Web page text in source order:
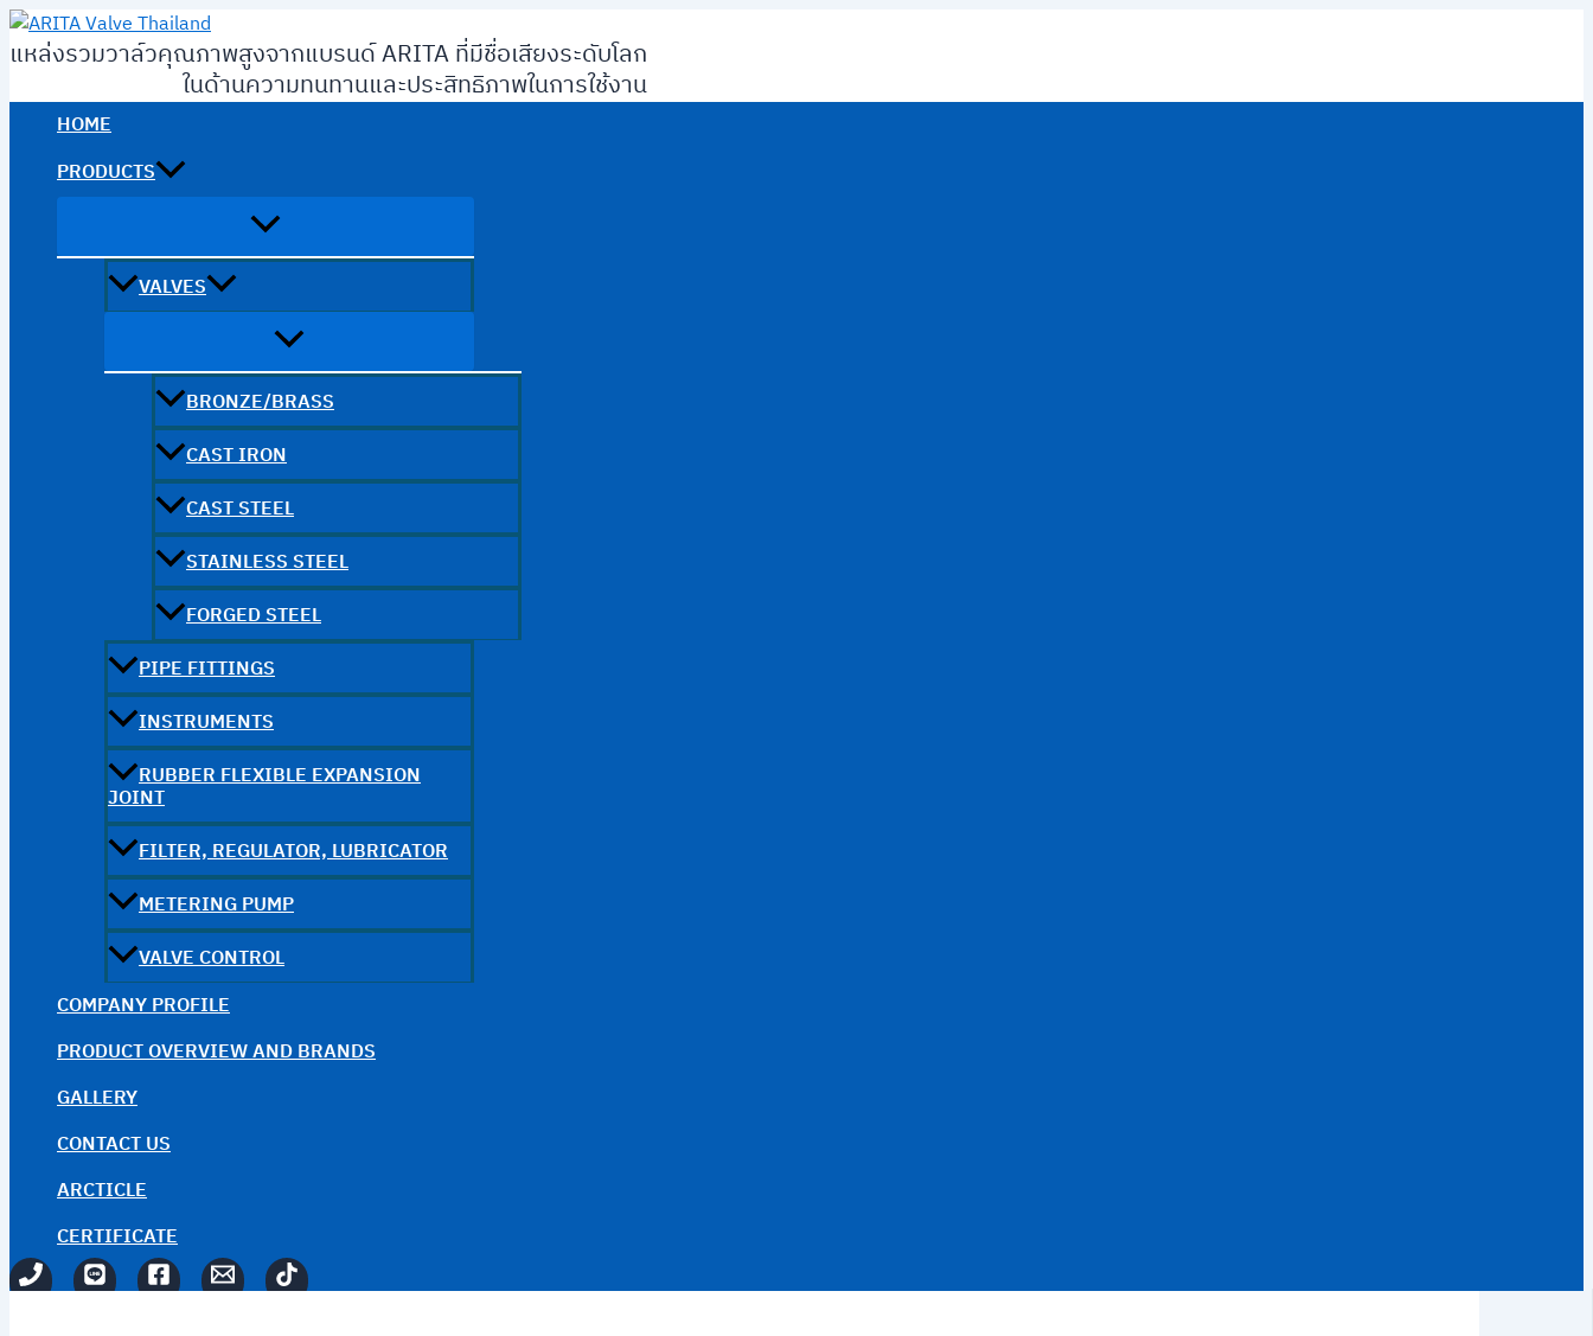
Skip
to
แหล่งรวมวาล์วคุณภาพสูงจากแบรนด์ ARITA ที่มีชื่อเสียงระดับโลก
ในด้านความทนทานและประสิทธิภาพในการใช้งาน
HOME
PRODUCTS
VALVES
BRONZE/BRASS
CAST IRON
CAST STEEL
STAINLESS STEEL
FORGED STEEL
PIPE FITTINGS
INSTRUMENTS
RUBBER FLEXIBLE EXPANSION
JOINT
FILTER, REGULATOR, LUBRICATOR
METERING PUMP
VALVE CONTROL
COMPANY PROFILE
PRODUCT OVERVIEW AND BRANDS
GALLERY
CONTACT US
ARCTICLE
CERTIFICATE